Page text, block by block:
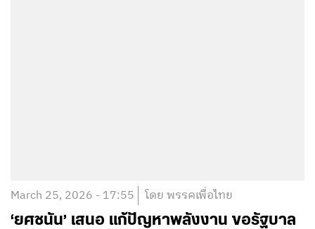
March 25, 2026 - 17:55 โดย พรรคเพื่อไทย
‘ยศชนัน’ เสนอ แก้ปัญหาพลังงาน ขอรัฐบาล